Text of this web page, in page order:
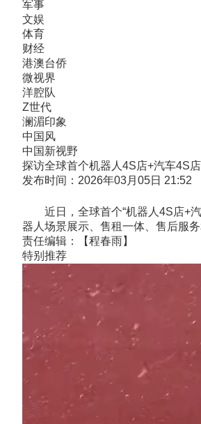
军事
文娱
体育
财经
港澳台侨
微视界
洋腔队
Z世代
澜湄印象
中国风
中国新视野
探访全球首个机器人4S店+汽车4S店
发布时间：2026年03月05日
近日，全球首个“机器人4S店+汽
器人场景展示、售租一体、售后服
责任编辑：【程春雨】
特别推荐